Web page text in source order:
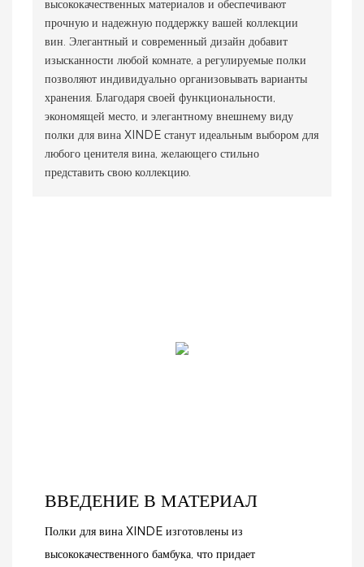
высококачественных материалов и обеспечивают
прочную и надежную поддержку вашей коллекции
вин. Элегантный и современный дизайн добавит
изысканности любой комнате, а регулируемые полки
позволяют индивидуально организовывать варианты
хранения. Благодаря своей функциональности,
экономящей место, и элегантному внешнему виду
полки для вина XINDE станут идеальным выбором для
любого ценителя вина, желающего стильно
представить свою коллекцию.
ВВЕДЕНИЕ В МАТЕРИАЛ
Полки для вина XINDE изготовлены из
высококачественного бамбука, что придает